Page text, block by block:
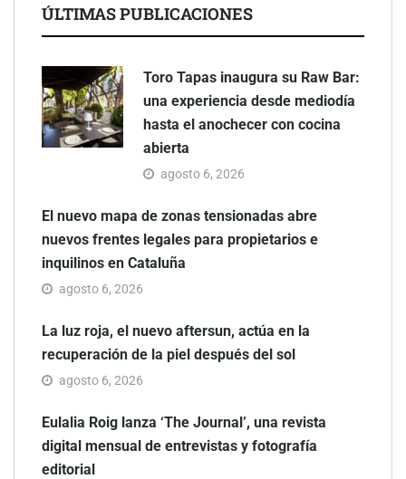
ÚLTIMAS PUBLICACIONES
Toro Tapas inaugura su Raw Bar:
una experiencia desde mediodía
hasta el anochecer con cocina
abierta
agosto 6, 2026
El nuevo mapa de zonas tensionadas abre
nuevos frentes legales para propietarios e
inquilinos en Cataluña
agosto 6, 2026
La luz roja, el nuevo aftersun, actúa en la
recuperación de la piel después del sol
agosto 6, 2026
Eulalia Roig lanza ‘The Journal’, una revista
digital mensual de entrevistas y fotografía
editorial